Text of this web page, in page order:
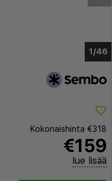
1/41
Kokonaishinta €318
€159
lue lisää